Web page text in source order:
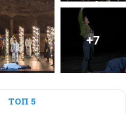
+7
ТОП 5